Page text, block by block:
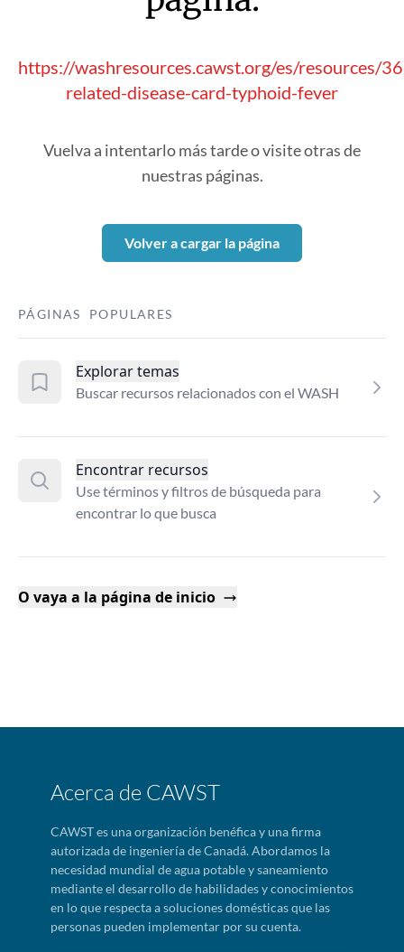
https://washresources.cawst.org/es/resources/
related-disease-card-typhoid-fever
Vuelva a intentarlo más tarde o visite otras de
nuestras páginas.
Volver a cargar la página
PÁGINAS POPULARES
Explorar temas
Buscar recursos relacionados con el WASH
Encontrar recursos
Use términos y filtros de búsqueda para
encontrar lo que busca
O vaya a la página de inicio
Acerca de CAWST
CAWST es una organización benéfica y una firma
autorizada de ingeniería de Canadá. Abordamos la
necesidad mundial de agua potable y saneamiento
mediante el desarrollo de habilidades y conocimientos
en lo que respecta a soluciones domésticas que las
personas pueden implementar por su cuenta.